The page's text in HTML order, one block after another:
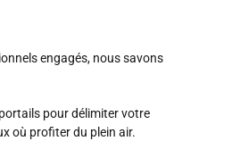
engagés, nous savons
pour délimiter votre
où profiter du plein air.